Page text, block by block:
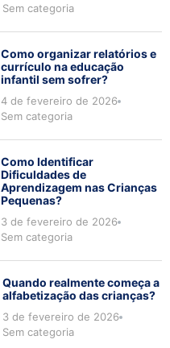
Sem categoria
Como organizar relatórios e
currículo na educação
infantil sem sofrer?
4 de fevereiro de 2026
Sem categoria
Como Identificar
Dificuldades de
Aprendizagem nas Crianças
Pequenas?
3 de fevereiro de 2026
Sem categoria
Quando realmente começa a
alfabetização das crianças?
3 de fevereiro de 2026
Sem categoria